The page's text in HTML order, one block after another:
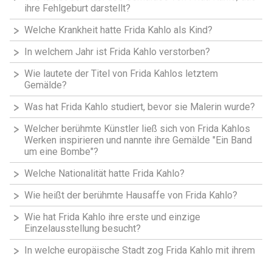
ihre Fehlgeburt darstellt?
Welche Krankheit hatte Frida Kahlo als Kind?
In welchem Jahr ist Frida Kahlo verstorben?
Wie lautete der Titel von Frida Kahlos letztem
Gemälde?
Was hat Frida Kahlo studiert, bevor sie Malerin wurde?
Welcher berühmte Künstler ließ sich von Frida Kahlos
Werken inspirieren und nannte ihre Gemälde "Ein Band
um eine Bombe"?
Welche Nationalität hatte Frida Kahlo?
Wie heißt der berühmte Hausaffe von Frida Kahlo?
Wie hat Frida Kahlo ihre erste und einzige
Einzelausstellung besucht?
In welche europäische Stadt zog Frida Kahlo mit ihrem